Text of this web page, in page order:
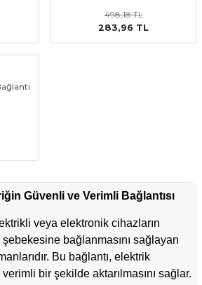
498,18 TL
283,96 TL
Güvenli ve Verimli Bağlantısı
veya elektronik cihazların
bağlanmasını sağlayan
Bu bağlantı, elektrik
bir şekilde aktarılmasını sağlar.